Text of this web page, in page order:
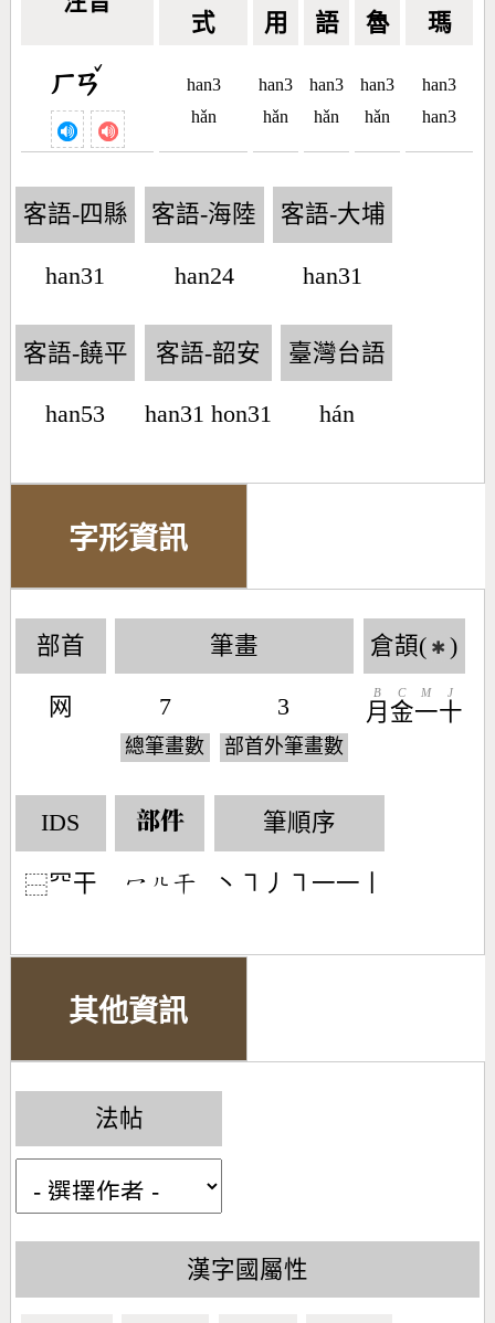
式 用 語 魯 瑪
ㄏㄢ
ˇ
han3
hǎn
han3
hǎn
han3
hǎn
han3
hǎn
han3
han3
客語-四縣
han31
客語-海陸
han24
客語-大埔
han31
客語-饒平
han53
客語-韶安
han31 hon31
臺灣台語
hán
字形資訊
部首
网
筆畫
7
總筆畫數
3
部首外筆畫數
倉頡( ✱ )
月
B
金
C
一
M
十
J
IDS
⿱㓁干
部件
󶁇󶀱󶁞
筆順序
丶㇕丿㇕一一丨
其他資訊
法帖
漢字國屬性